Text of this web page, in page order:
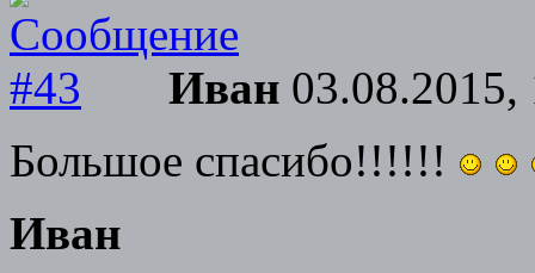
Иван 03.08.2015,
Большое спасибо!!!!!!
Иван